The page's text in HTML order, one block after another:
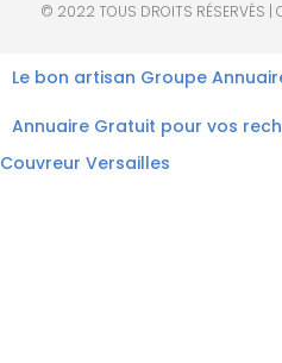
© 2022 TOUS DROITS RÉSERVÉS |
Le bon artisan Groupe
Annuaire Gratuit pour vos
Couvreur Versailles